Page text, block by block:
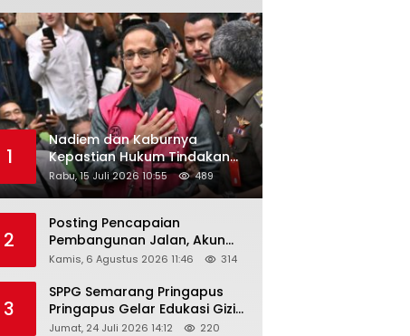
1
Nadiem dan Kaburnya
Kepastian Hukum Tindakan
Pejabat Publik
Rabu, 15 Juli 2026 10:55 489
2
Posting Pencapaian
Pembangunan Jalan, Akun
Facebook Pemerintah
“Dirujak” Warganet
Kamis, 6 Agustus 2026 11:46 314
3
SPPG Semarang Pringapus
Pringapus Gelar Edukasi Gizi
di PAUD Bina Balita Peringati
Jumat, 24 Juli 2026 14:12 220